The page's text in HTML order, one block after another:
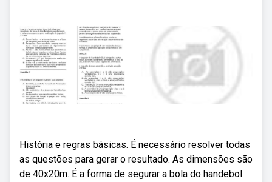
História e regras básicas. É necessário resolver todas
as questões para gerar o resultado. As dimensões são
de 40x20m. É a forma de segurar a bola do handebol